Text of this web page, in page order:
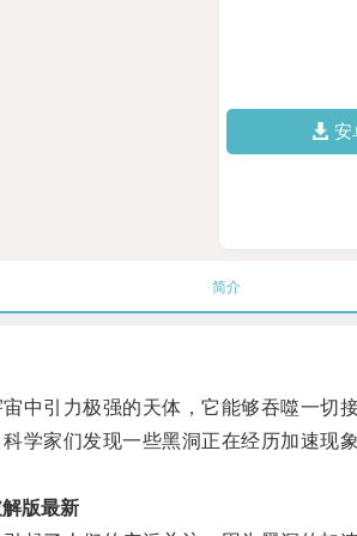
安
简介
引力极强的天体，它能够吞噬一切接
家们发现一些黑洞正在经历加速现象
版最新